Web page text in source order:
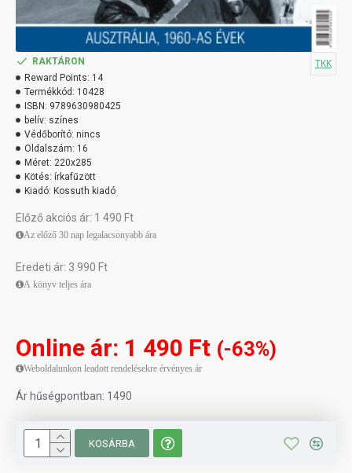
RAKTÁRON
Reward Points: 14
Termékkód: 10428
ISBN: 9789630980425
belív: színes
Védőborító: nincs
Oldalszám: 16
Méret: 220x285
Kötés: írkafűzött
Kiadó: Kossuth kiadó
TKK
Előző akciós ár: 1 490 Ft
Az előző 30 nap legalacsonyabb ára
Eredeti ár: 3 990 Ft
A könyv teljes ára
Online ár: 1 490 Ft (-63%)
Weboldalunkon leadott rendelésekre érvényes ár
Ár hűségpontban: 1490
KOSÁRBA